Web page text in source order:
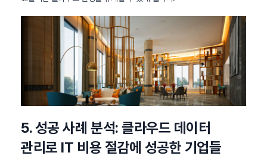
5. 성공 사례 분석: 클라우드 데이터
관리로 IT 비용 절감에 성공한 기업들